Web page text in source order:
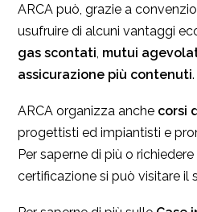
ARCA può, grazie a
usufruire di alcuni vantaggi
gas scontati mutui
assicurazione più contenuti.
ARCA organizza anche corsi
progettisti ed impiantisti e
Per saperne di più o
certificazione si può visitare il